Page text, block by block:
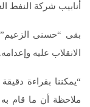
أنابيب شركة النفط
بقى “حسنى
الانقلاب عليه وإعدامه.
“يمكننا بقراءة